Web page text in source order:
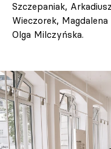
Szczepaniak,
Wieczorek,
Olga Milczyńska.